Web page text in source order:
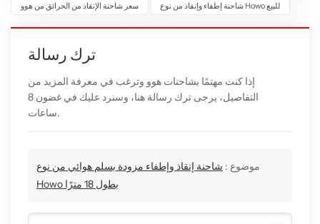
سعر شاحنة الإنقاذ من الحرائق من هوو شاحنة إطفاء وإنقاذ من نوع Howo للبيع
ترك رسالة
إذا كنت مهتمًا بشاحنات هوو وترغب في معرفة المزيد من
التفاصيل، يرجى ترك رسالة هنا، وسنرد عليك في غضون 8
ساعات.
موضوع : شاحنة إنقاذ وإطفاء مزودة بسلم هوائي من نوع
Howo بطول 18 مترًا